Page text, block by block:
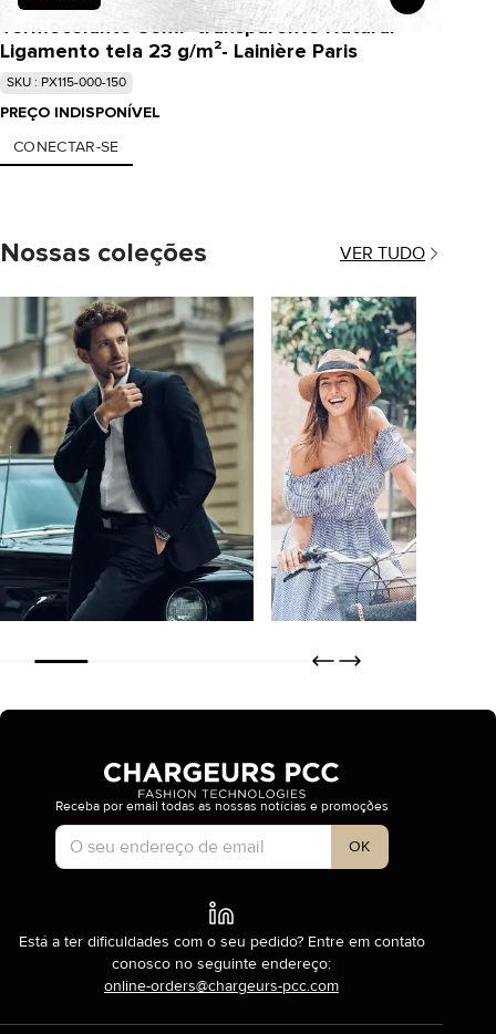
Termocolante Semi- transparente Natural
Ligamento tela 23 g/m²- Lainière Paris
SKU : PX115-000-150
PREÇO INDISPONÍVEL
CONECTAR-SE
Nossas coleções VER TUDO
Tipo de conta
Receba por email todas as nossas notícias e promoções
OK
Está a ter dificuldades com o seu pedido? Entre em contato
conosco no seguinte endereço:
online-orders@chargeurs-pcc.com